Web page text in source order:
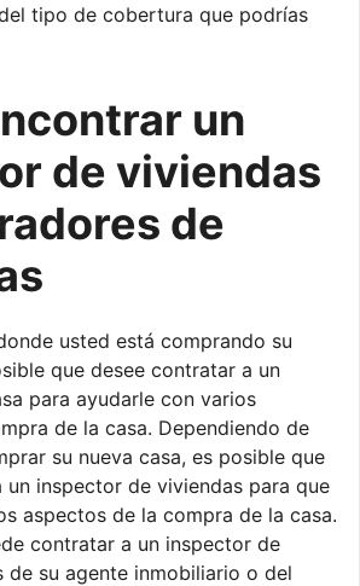
tipo de cobertura que podrías
un
de viviendas
de
usted está comprando su
que desee contratar a un
para ayudarle con varios
de la casa. Dependiendo de
su nueva casa, es posible que
inspector de viviendas para que
aspectos de la compra de la casa.
contratar a un inspector de
de su agente inmobiliario o del